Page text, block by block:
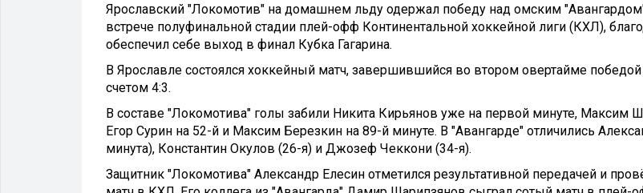
Ярославский "Локомотив" на домашнем льду одержал победу над омским
встрече полуфинальной стадии плей-офф Континентальной хоккейной лиги (КХЛ),
обеспечил себе выход в финал Кубка Гагарина.
В Ярославле состоялся хоккейный матч, завершившийся во втором овертайме победой
счетом 4:3.
В составе "Локомотива" голы забили Никита Кирьянов уже на первой минуте, Максим
Егор Сурин на 52-й и Максим Березкин на 89-й минуте. В "Авангарде" отличились
минута), Константин Окулов (26-я) и Джозеф Чеккони (34-я).
Защитник "Локомотива" Александр Елесин отметился результативной передачей и